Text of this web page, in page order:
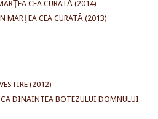
CEA CURATĂ (2014)
MARŢEA CEA CURATĂ (2013)
(2012)
DINAINTEA BOTEZULUI DOMNULUI